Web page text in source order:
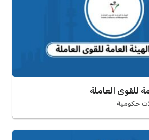
للقوى العاملة
حكومية